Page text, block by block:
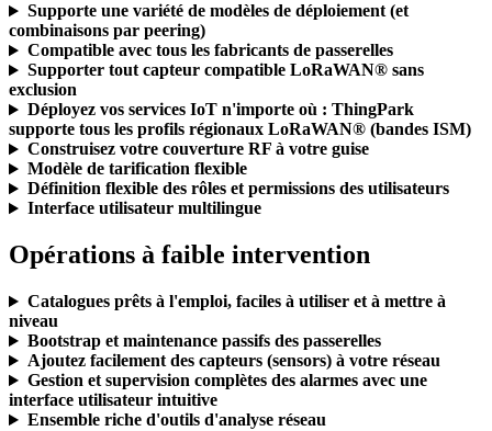
Supporte une variété de modèles de déploiement (et
combinaisons par peering)
Compatible avec tous les fabricants de passerelles
Supporter tout capteur compatible LoRaWAN® sans
exclusion
Déployez vos services IoT n'importe où : ThingPark
supporte tous les profils régionaux LoRaWAN® (bandes ISM)
Construisez votre couverture RF à votre guise
Modèle de tarification flexible
Définition flexible des rôles et permissions des utilisateurs
Interface utilisateur multilingue
Opérations à faible intervention
Catalogues prêts à l'emploi, faciles à utiliser et à mettre à
niveau
Bootstrap et maintenance passifs des passerelles
Ajoutez facilement des capteurs (sensors) à votre réseau
Gestion et supervision complètes des alarmes avec une
interface utilisateur intuitive
Ensemble riche d'outils d'analyse réseau